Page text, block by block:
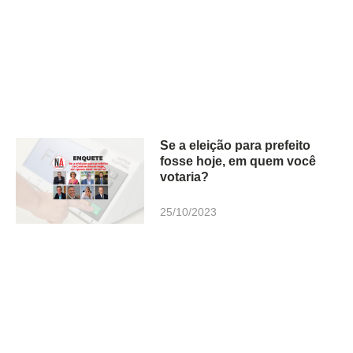
Se a eleição para prefeito
fosse hoje, em quem você
votaria?
25/10/2023